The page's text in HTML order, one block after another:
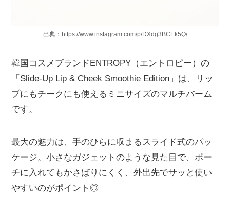
出典：https://www.instagram.com/p/DXdg3BCEk5Q/
韓国コスメブランドENTROPY（エントロピー）の
「Slide-Up Lip & Cheek Smoothie Edition」は、リッ
プにもチークにも使えるミニサイズのマルチバーム
です。
最大の魅力は、手のひらに収まるスライド式のパッ
ケージ。小さなガジェットのような見た目で、ポー
チに入れてもかさばりにくく、外出先でサッと使い
やすいのがポイント◎